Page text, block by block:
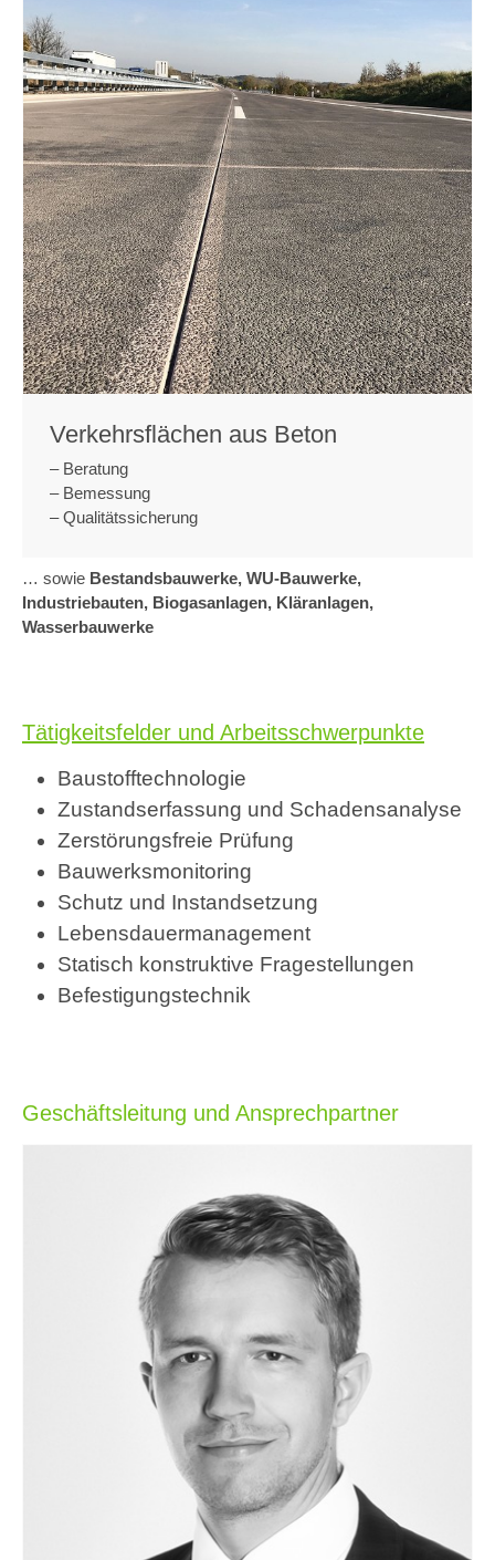
Verkehrsflächen aus Beton
– Beratung
­– Bemessung
­– Qualitätssicherung
… sowie Bestandsbauwerke, WU-Bauwerke,
Industriebauten, Biogasanlagen, Kläranlagen,
Wasserbauwerke
Tätigkeitsfelder und Arbeitsschwerpunkte
Baustofftechnologie
Zustandserfassung und Schadensanalyse
Zerstörungsfreie Prüfung
Bauwerksmonitoring
Schutz und Instandsetzung
Lebensdauermanagement
Statisch konstruktive Fragestellungen
Befestigungstechnik
Geschäftsleitung und Ansprechpartner